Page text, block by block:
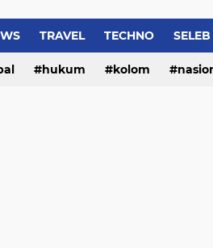
TRAVEL TECHNO
hukum kolom